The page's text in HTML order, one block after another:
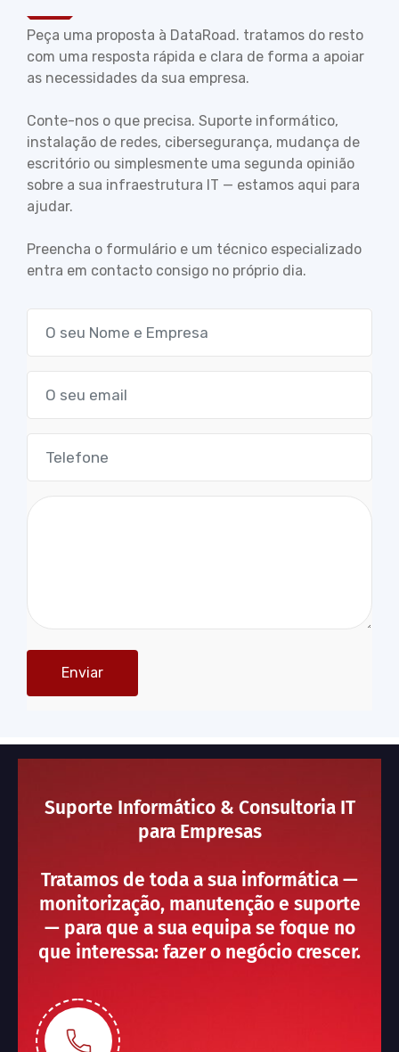
Peça uma proposta à DataRoad. tratamos do resto
com uma resposta rápida e clara de forma a apoiar
as necessidades da sua empresa.
Conte-nos o que precisa. Suporte informático,
instalação de redes, cibersegurança, mudança de
escritório ou simplesmente uma segunda opinião
sobre a sua infraestrutura IT — estamos aqui para
ajudar.
Preencha o formulário e um técnico especializado
entra em contacto consigo no próprio dia.
Suporte Informático & Consultoria IT
para Empresas
Tratamos de toda a sua informática —
monitorização, manutenção e suporte
— para que a sua equipa se foque no
que interessa: fazer o negócio crescer.